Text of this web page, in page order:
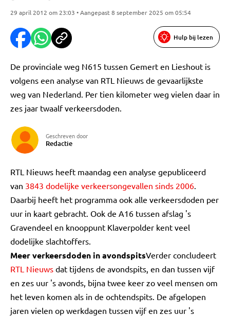
29 april 2012 om 23:03 • Aangepast 8 september 2025 om 05:54
Hulp bij lezen
De provinciale weg N615 tussen Gemert en Lieshout is
volgens een analyse van RTL Nieuws de gevaarlijkste
weg van Nederland. Per tien kilometer weg vielen daar in
zes jaar twaalf verkeersdoden.
Geschreven door
Redactie
RTL Nieuws heeft maandag een analyse gepubliceerd
van 3843 dodelijke verkeersongevallen sinds 2006.
Daarbij heeft het programma ook alle verkeersdoden per
uur in kaart gebracht. Ook de A16 tussen afslag 's
Gravendeel en knooppunt Klaverpolder kent veel
dodelijke slachtoffers.
Meer verkeersdoden in avondspitsVerder concludeert
RTL Nieuws dat tijdens de avondspits, en dan tussen vijf
en zes uur 's avonds, bijna twee keer zo veel mensen om
het leven komen als in de ochtendspits. De afgelopen
jaren vielen op werkdagen tussen vijf en zes uur 's